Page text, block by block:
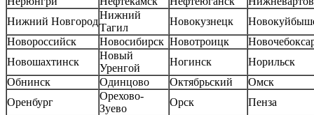
Нижний Новгород
Нижний
Тагил
Новокузнецк
Новороссийск
Новосибирск Новотроицк
Новошахтинск
Новый
Уренгой
Ногинск
Норильск
Обнинск
Одинцово Октябрьский
Омск
Оренбург
Орехово-
Зуево
Орск Пенза